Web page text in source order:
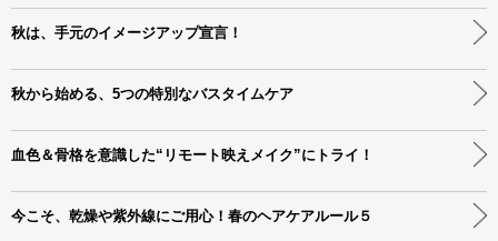
秋は、手元のイメージアップ宣言！
秋から始める、5つの特別なバスタイムケア
血色＆骨格を意識した“リモート映えメイク”にトライ！
今こそ、乾燥や紫外線にご用心！春のヘアケアルール５